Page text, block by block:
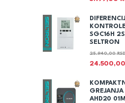
SGC16H
SELTRON
24.500,00
25.940,00
GREJANJA
AHD20